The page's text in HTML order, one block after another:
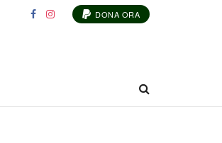
DONA ORA